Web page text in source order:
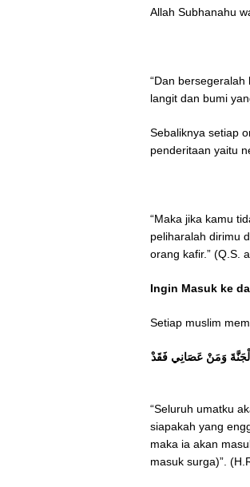
Allah Subhanahu
“Dan
langit dan bumi
Sebaliknya setiap
penderitaan yaitu
“Maka jika kamu
peliharalah dirimu
orang kafir.” (Q.S.
Ingin Masuk ke
Setiap muslim
وَمَنْ عَصَانِي فَقَدْ
“Seluruh umatku
siapakah yang
maka ia akan
masuk surga)”.